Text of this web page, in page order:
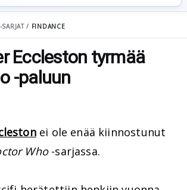
SARJAT / FINDANCE
Eccleston tyrmää
-paluun
ei ole enää kiinnostunut
Who-sarjassa.